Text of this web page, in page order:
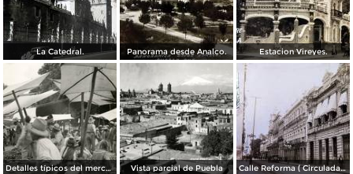
La Catedral. Panorama desde Analco. Estacion Vireyes.
Detalles típicos del mercado Vista parcial de Puebla Calle Reforma ( Circulada el 15 de Marzo de 1933 ).